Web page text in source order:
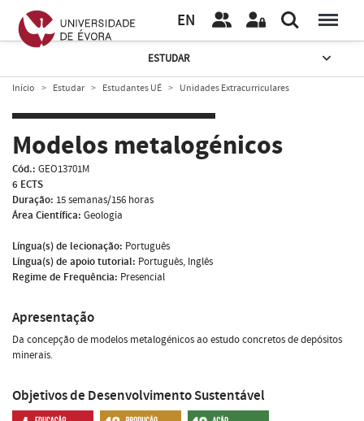
EN
ESTUDAR
Início Estudar Estudantes UÉ Unidades Extracurriculares
Modelos metalogénicos
Cód.: GEO13701M
6 ECTS
Duração: 15 semanas/156 horas
Área Científica: Geologia
Língua(s) de lecionação: Português
Língua(s) de apoio tutorial: Português, Inglês
Regime de Frequência: Presencial
Apresentação
Da concepção de modelos metalogénicos ao estudo concretos de depósitos
minerais.
Objetivos de Desenvolvimento Sustentável